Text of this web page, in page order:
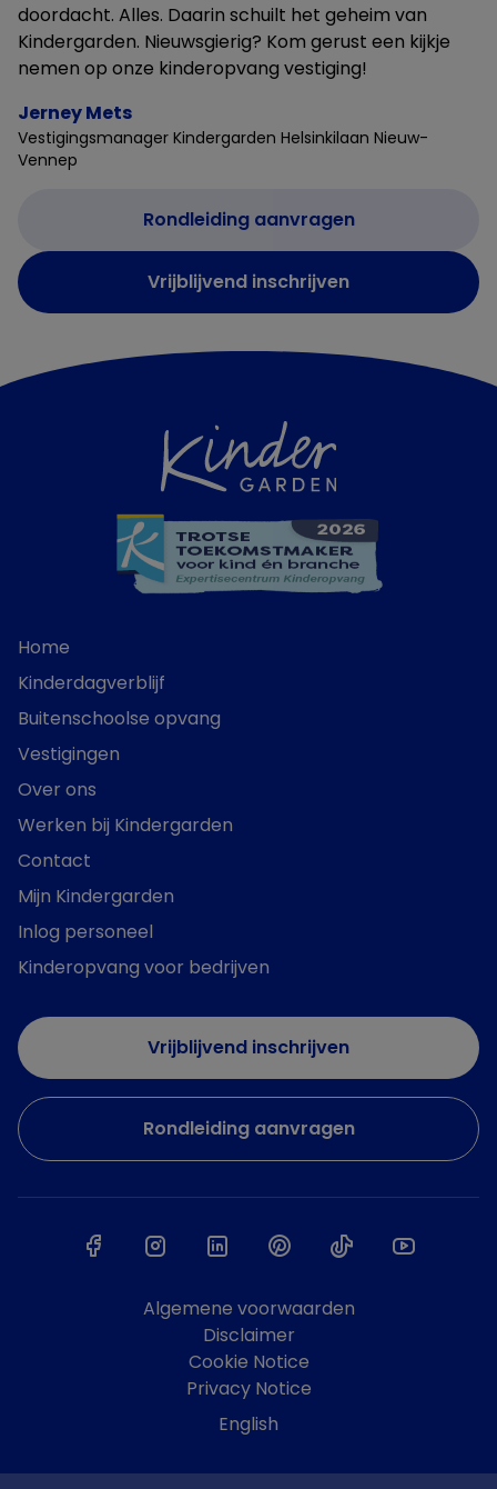
doordacht. Alles. Daarin schuilt het geheim van
Kindergarden. Nieuwsgierig? Kom gerust een kijkje
nemen op onze kinderopvang vestiging!
Jerney Mets
Vestigingsmanager Kindergarden Helsinkilaan Nieuw-
Vennep
Rondleiding aanvragen
Vrijblijvend inschrijven
Home
Kinderdagverblijf
Buitenschoolse opvang
Vestigingen
Over ons
Werken bij Kindergarden
Contact
Mijn Kindergarden
Inlog personeel
Kinderopvang voor bedrijven
Vrijblijvend inschrijven
Rondleiding aanvragen
Algemene voorwaarden
Disclaimer
Cookie Notice
Privacy Notice
English